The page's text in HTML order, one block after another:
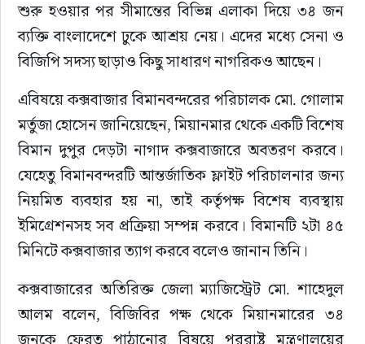
শুরু হওয়ার পর সীমান্তের বিভিন্ন এলাকা দিয়ে ৩৪ জন
ব্যক্তি বাংলাদেশে ঢুকে আশ্রয় নেয়। এদের মধ্যে সেনা ও
বিজিপি সদস্য ছাড়াও কিছু সাধারণ নাগরিকও আছেন।
এবিষয়ে কক্সবাজার বিমানবন্দরের পরিচালক মো. গোলাম
মর্তুজা হোসেন জানিয়েছেন, মিয়ানমার থেকে একটি বিশেষ
বিমান দুপুর দেড়টা নাগাদ কক্সবাজারে অবতরণ করবে।
যেহেতু বিমানবন্দরটি আন্তর্জাতিক ফ্লাইট পরিচালনার জন্য
নিয়মিত ব্যবহার হয় না, তাই কর্তৃপক্ষ বিশেষ ব্যবস্থায়
ইমিগ্রেশনসহ সব প্রক্রিয়া সম্পন্ন করবে। বিমানটি ২টা ৪৫
মিনিটে কক্সবাজার ত্যাগ করবে বলেও জানান তিনি।
কক্সবাজারের অতিরিক্ত জেলা ম্যাজিস্ট্রেট মো. শাহেদুল
আলম বলেন, বিজিবির পক্ষ থেকে মিয়ানমারের ৩৪
জনকে ফেরত পাঠানোর বিষয়ে পররাষ্ট্র মন্ত্রণালয়ের